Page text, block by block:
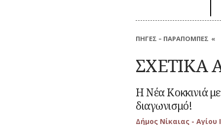
ΠΗΓΕΣ – ΠΑΡΑΠΟΜΠΕΣ
παρατίθενται παραπομπές,
ερευνητές που επιθυμούν
να ενημερώνονται για
ΣΧΕΤΙΚΑ
Η Νέα Κοκκινιά
διαγωνισμό!
Δήμος Νίκαιας - Αγίου
Μεταβείτε
στο
άρθρο
:
Η
Νέα
Κοκκινιά